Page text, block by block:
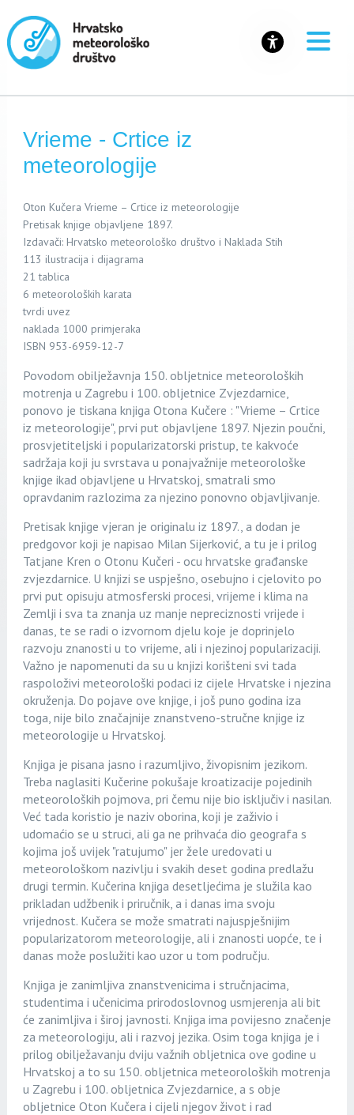
Vrieme - Crtice iz
meteorologije
Oton Kučera Vrieme – Crtice iz meteorologije
Pretisak knjige objavljene 1897.
Izdavači: Hrvatsko meteorološko društvo i Naklada Stih
113 ilustracija i dijagrama
21 tablica
6 meteoroloških karata
tvrdi uvez
naklada 1000 primjeraka
ISBN 953-6959-12-7
Povodom obilježavnja 150. obljetnice meteoroloških
motrenja u Zagrebu i 100. obljetnice Zvjezdarnice,
ponovo je tiskana knjiga Otona Kučere : "Vrieme – Crtice
iz meteorologije", prvi put objavljene 1897. Njezin poučni,
prosvjetiteljski i popularizatorski pristup, te kakvoće
sadržaja koji ju svrstava u ponajvažnije meteorološke
knjige ikad objavljene u Hrvatskoj, smatrali smo
opravdanim razlozima za njezino ponovno objavljivanje.
Pretisak knjige vjeran je originalu iz 1897., a dodan je
predgovor koji je napisao Milan Sijerković, a tu je i prilog
Tatjane Kren o Otonu Kučeri - ocu hrvatske građanske
zvjezdarnice. U knjizi se uspješno, osebujno i cjelovito po
prvi put opisuju atmosferski procesi, vrijeme i klima na
Zemlji i sva ta znanja uz manje nepreciznosti vrijede i
danas, te se radi o izvornom djelu koje je doprinjelo
razvoju znanosti u to vrijeme, ali i njezinoj popularizaciji.
Važno je napomenuti da su u knjizi korišteni svi tada
raspoloživi meteorološki podaci iz cijele Hrvatske i njezina
okruženja. Do pojave ove knjige, i još puno godina iza
toga, nije bilo značajnije znanstveno-stručne knjige iz
meteorologije u Hrvatskoj.
Knjiga je pisana jasno i razumljivo, živopisnim jezikom.
Treba naglasiti Kučerine pokušaje kroatizacije pojedinih
meteoroloških pojmova, pri čemu nije bio isključiv i nasilan.
Već tada koristio je naziv oborina, koji je zaživio i
udomaćio se u struci, ali ga ne prihvaća dio geografa s
kojima još uvijek "ratujumo" jer žele uredovati u
meteorološkom nazivlju i svakih deset godina predlažu
drugi termin. Kučerina knjiga desetljećima je služila kao
prikladan udžbenik i priručnik, a i danas ima svoju
vrijednost. Kučera se može smatrati najuspješnijim
popularizatorom meteorologije, ali i znanosti uopće, te i
danas može poslužiti kao uzor u tom području.
Knjiga je zanimljiva znanstvenicima i stručnjacima,
studentima i učenicima prirodoslovnog usmjerenja ali bit
će zanimljiva i široj javnosti. Knjiga ima povijesno značenje
za meteorologiju, ali i razvoj jezika. Osim toga knjiga je i
prilog obilježavanju dviju važnih obljetnica ove godine u
Hrvatskoj a to su 150. obljetnica meteoroloških motrenja
u Zagrebu i 100. obljetnica Zvjezdarnice, a s obje
obljetnice Oton Kučera i cijeli njegov život i rad